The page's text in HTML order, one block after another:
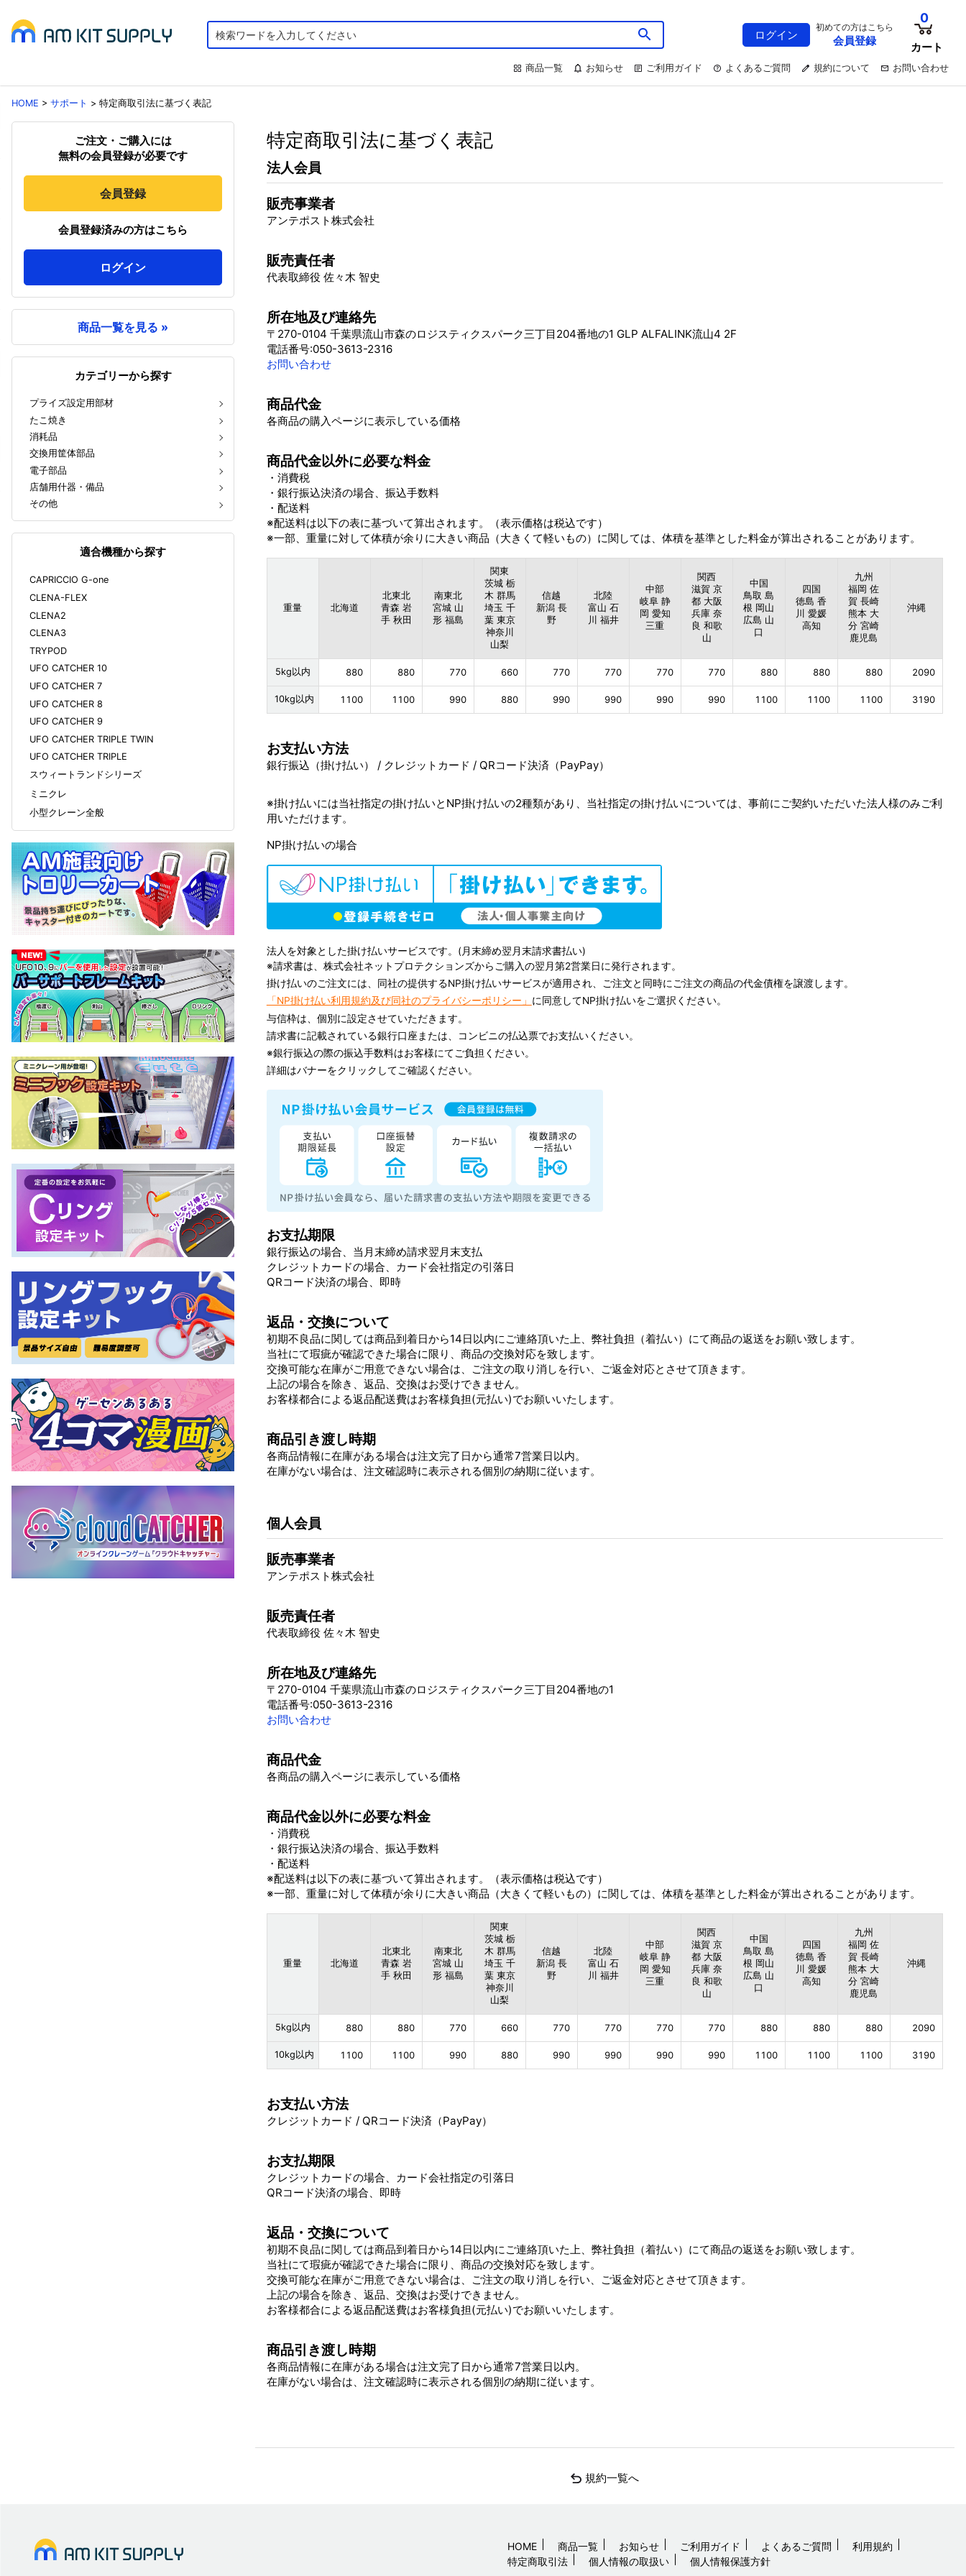
ログイン
初めての方はこちら
会員登録
0
カート
商品一覧 お知らせ ご利用ガイド よくあるご質問 規約について お問い合わせ
HOME > サポート > 特定商取引法に基づく表記
ご注文・ご購入には
無料の会員登録が必要です
会員登録
会員登録済みの方はこちら
ログイン
商品一覧を見る »
カテゴリーから探す
プライズ設定用部材
たこ焼き
消耗品
交換用筐体部品
電子部品
店舗用什器・備品
その他
適合機種から探す
CAPRICCIO G-one
CLENA-FLEX
CLENA2
CLENA3
TRYPOD
UFO CATCHER 10
UFO CATCHER 7
UFO CATCHER 8
UFO CATCHER 9
UFO CATCHER TRIPLE TWIN
UFO CATCHER TRIPLE
スウィートランドシリーズ
ミニクレ
小型クレーン全般
特定商取引法に基づく表記
法人会員
販売事業者
アンテポスト株式会社
販売責任者
代表取締役 佐々木 智史
所在地及び連絡先
〒270-0104 千葉県流山市森のロジスティクスパーク三丁目204番地の1 GLP ALFALINK流山4 2F
電話番号:050-3613-2316
お問い合わせ
商品代金
各商品の購入ページに表示している価格
商品代金以外に必要な料金
・消費税
・銀行振込決済の場合、振込手数料
・配送料
※配送料は以下の表に基づいて算出されます。（表示価格は税込です）
※一部、重量に対して体積が余りに大きい商品（大きくて軽いもの）に関しては、体積を基準とした料金が算出されることがあります。
重量 北海道
北東北
青森 岩
手 秋田
南東北
宮城 山
形 福島
関東
茨城 栃
木 群馬
埼玉 千
葉 東京
神奈川
山梨
信越
新潟 長
野
北陸
富山 石
川 福井
中部
岐阜 静
岡 愛知
三重
関西
滋賀 京
都 大阪
兵庫 奈
良 和歌
山
中国
鳥取 島
根 岡山
広島 山
口
四国
徳島 香
川 愛媛
高知
九州
福岡 佐
賀 長崎
熊本 大
分 宮崎
鹿児島
沖縄
5kg以内 880 880 770 660 770 770 770 770 880 880 880 2090
10kg以内 1100 1100 990 880 990 990 990 990 1100 1100 1100 3190
お支払い方法
銀行振込（掛け払い） / クレジットカード / QRコード決済（PayPay）
※掛け払いには当社指定の掛け払いとNP掛け払いの2種類があり、当社指定の掛け払いについては、事前にご契約いただいた法人様のみご利
用いただけます。
NP掛け払いの場合
法人を対象とした掛け払いサービスです。(月末締め翌月末請求書払い)
※請求書は、株式会社ネットプロテクションズからご購入の翌月第2営業日に発行されます。
掛け払いのご注文には、同社の提供するNP掛け払いサービスが適用され、ご注文と同時にご注文の商品の代金債権を譲渡します。
「NP掛け払い利用規約及び同社のプライバシーポリシー」 に同意してNP掛け払いをご選択ください。
与信枠は、個別に設定させていただきます。
請求書に記載されている銀行口座または、コンビニの払込票でお支払いください。
※銀行振込の際の振込手数料はお客様にてご負担ください。
詳細はバナーをクリックしてご確認ください。
お支払期限
銀行振込の場合、当月末締め請求翌月末支払
クレジットカードの場合、カード会社指定の引落日
QRコード決済の場合、即時
返品・交換について
初期不良品に関しては商品到着日から14日以内にご連絡頂いた上、弊社負担（着払い）にて商品の返送をお願い致します。
当社にて瑕疵が確認できた場合に限り、商品の交換対応を致します。
交換可能な在庫がご用意できない場合は、ご注文の取り消しを行い、ご返金対応とさせて頂きます。
上記の場合を除き、返品、交換はお受けできません。
お客様都合による返品配送費はお客様負担(元払い)でお願いいたします。
商品引き渡し時期
各商品情報に在庫がある場合は注文完了日から通常7営業日以内。
在庫がない場合は、注文確認時に表示される個別の納期に従います。
個人会員
販売事業者
アンテポスト株式会社
販売責任者
代表取締役 佐々木 智史
所在地及び連絡先
〒270-0104 千葉県流山市森のロジスティクスパーク三丁目204番地の1
電話番号:050-3613-2316
お問い合わせ
商品代金
各商品の購入ページに表示している価格
商品代金以外に必要な料金
・消費税
・銀行振込決済の場合、振込手数料
・配送料
※配送料は以下の表に基づいて算出されます。（表示価格は税込です）
※一部、重量に対して体積が余りに大きい商品（大きくて軽いもの）に関しては、体積を基準とした料金が算出されることがあります。
重量 北海道
北東北
青森 岩
手 秋田
南東北
宮城 山
形 福島
関東
茨城 栃
木 群馬
埼玉 千
葉 東京
神奈川
山梨
信越
新潟 長
野
北陸
富山 石
川 福井
中部
岐阜 静
岡 愛知
三重
関西
滋賀 京
都 大阪
兵庫 奈
良 和歌
山
中国
鳥取 島
根 岡山
広島 山
口
四国
徳島 香
川 愛媛
高知
九州
福岡 佐
賀 長崎
熊本 大
分 宮崎
鹿児島
沖縄
5kg以内 880 880 770 660 770 770 770 770 880 880 880 2090
10kg以内 1100 1100 990 880 990 990 990 990 1100 1100 1100 3190
お支払い方法
クレジットカード / QRコード決済（PayPay）
お支払期限
クレジットカードの場合、カード会社指定の引落日
QRコード決済の場合、即時
返品・交換について
初期不良品に関しては商品到着日から14日以内にご連絡頂いた上、弊社負担（着払い）にて商品の返送をお願い致します。
当社にて瑕疵が確認できた場合に限り、商品の交換対応を致します。
交換可能な在庫がご用意できない場合は、ご注文の取り消しを行い、ご返金対応とさせて頂きます。
上記の場合を除き、返品、交換はお受けできません。
お客様都合による返品配送費はお客様負担(元払い)でお願いいたします。
商品引き渡し時期
各商品情報に在庫がある場合は注文完了日から通常7営業日以内。
在庫がない場合は、注文確認時に表示される個別の納期に従います。
規約一覧へ
HOME 商品一覧 お知らせ ご利用ガイド よくあるご質問
利用規約
特定商取引法
個人情報の取扱い 個人情報保護方針